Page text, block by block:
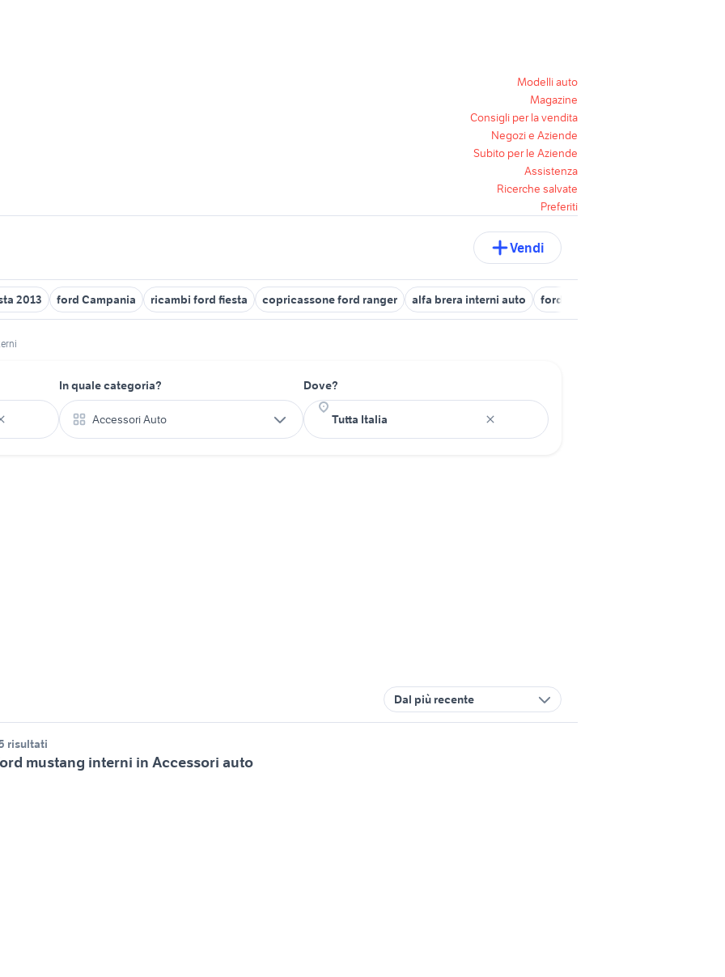
Modelli auto
Magazine
Consigli per la vendita
Negozi e Aziende
Subito per le Aziende
Assistenza
Ricerche salvate
Preferiti
Vendi
2013 ford Campania ricambi ford fiesta copricassone ford ranger alfa brera interni auto ford c max usata sardegna
In quale categoria?
Accessori Auto
Dove?
Dal più recente
risultati
mustang interni in Accessori auto